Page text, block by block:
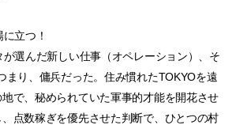
立つ！
選んだ新しい仕事（オペレーション）、そ
り、傭兵だった。住み慣れたTOKYOを遠
で、秘められていた軍事的才能を開花させ
点数稼ぎを優先させた判断で、ひとつの村